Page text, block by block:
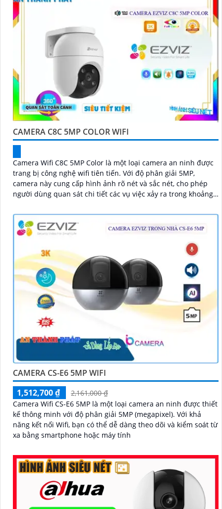
CAMERA C8C 5MP COLOR WIFI
Camera Wifi C8C 5MP Color là một loại camera an ninh được
trang bị công nghệ wifi tiên tiến. Với độ phân giải 5MP,
camera này cung cấp hình ảnh rõ nét và sắc nét, cho phép
người dùng quan sát chi tiết các vụ việc xảy ra trong khoảng
CAMERA CS-E6 5MP WIFI
1,512,700 ₫
2,161,000 ₫
Camera Wifi CS-E6 5MP là một loại camera an ninh được thiết
kế thông minh với độ phân giải 5MP (megapixel). Với khả
năng kết nối Wifi, bạn có thể dễ dàng theo dõi và kiểm soát từ
xa bằng smartphone hoặc máy tính